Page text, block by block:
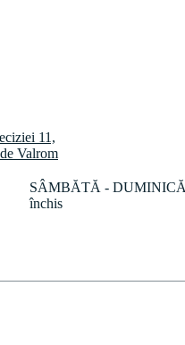
11,
Valrom
SÂMBĂTĂ - DUMINICĂ
închis